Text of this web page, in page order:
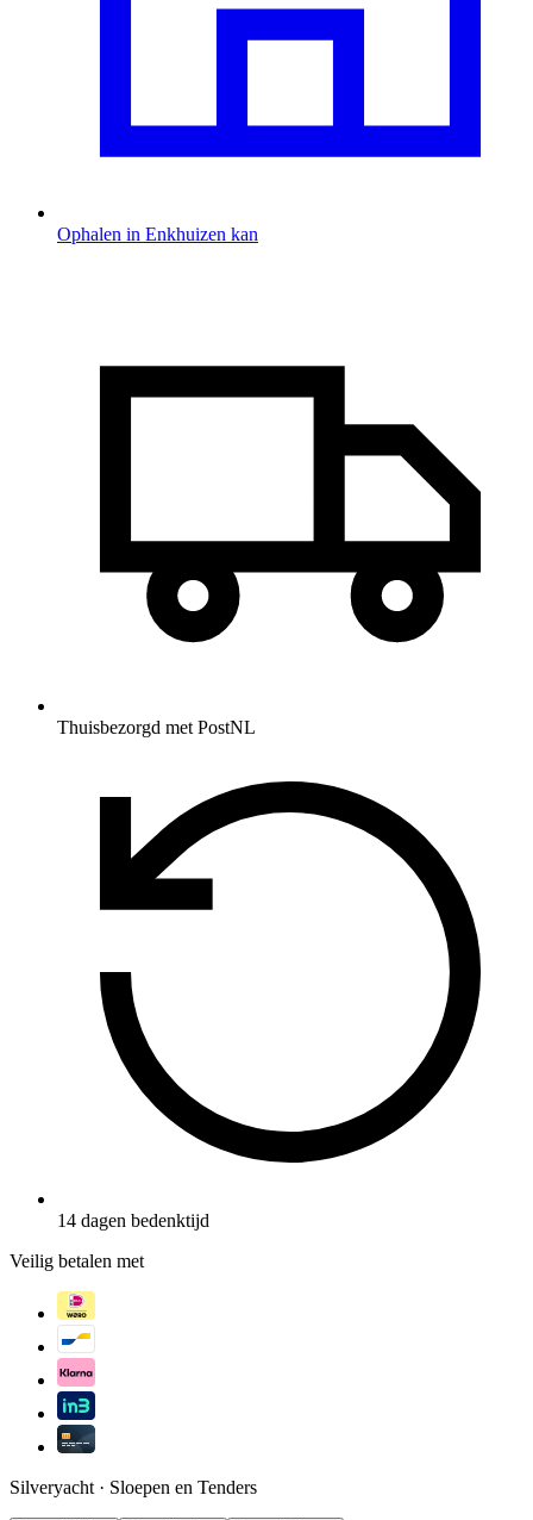
Ophalen in Enkhuizen kan
Thuisbezorgd met PostNL
14 dagen bedenktijd
Veilig betalen met
Silveryacht · Sloepen en Tenders